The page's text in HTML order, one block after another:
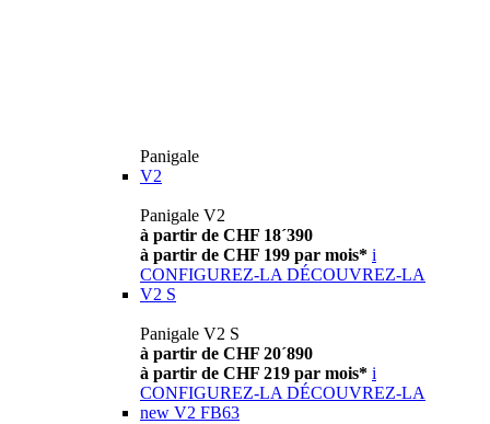
Panigale
V2
Panigale V2
à partir de CHF 18´390
à partir de CHF 199 par mois* i
CONFIGUREZ-LA DÉCOUVREZ-LA
V2 S
Panigale V2 S
à partir de CHF 20´890
à partir de CHF 219 par mois* i
CONFIGUREZ-LA DÉCOUVREZ-LA
new V2 FB63